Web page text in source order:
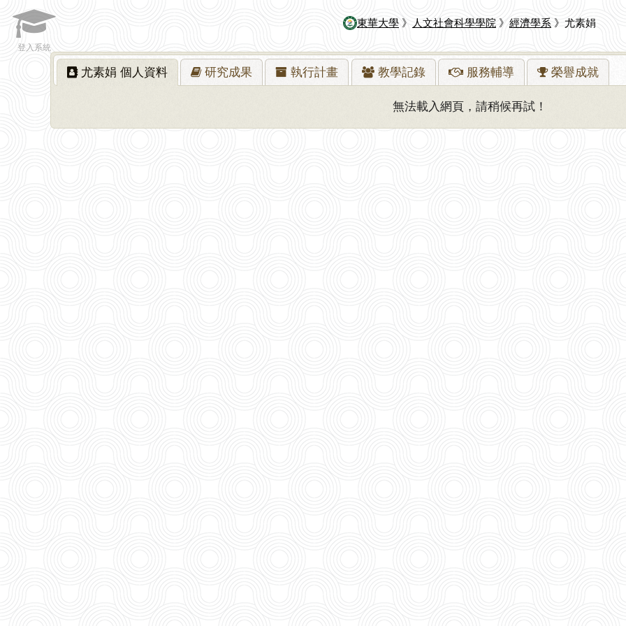
東華大學 》 人文社會科學學院 》 經濟學系 》尤素娟
登入系統
尤素娟 個人資料 研究成果 執行計畫 教學記錄 服務輔導 榮譽成就
無法載入網頁，請稍候再試！